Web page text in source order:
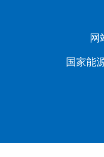
网
国家能